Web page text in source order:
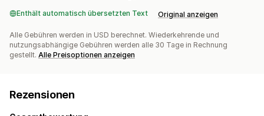
Enthält automatisch übersetzten Text Original anzeigen
Alle Gebühren werden in USD berechnet. Wiederkehrende und
nutzungsabhängige Gebühren werden alle 30 Tage in Rechnung
gestellt. Alle Preisoptionen anzeigen
Rezensionen